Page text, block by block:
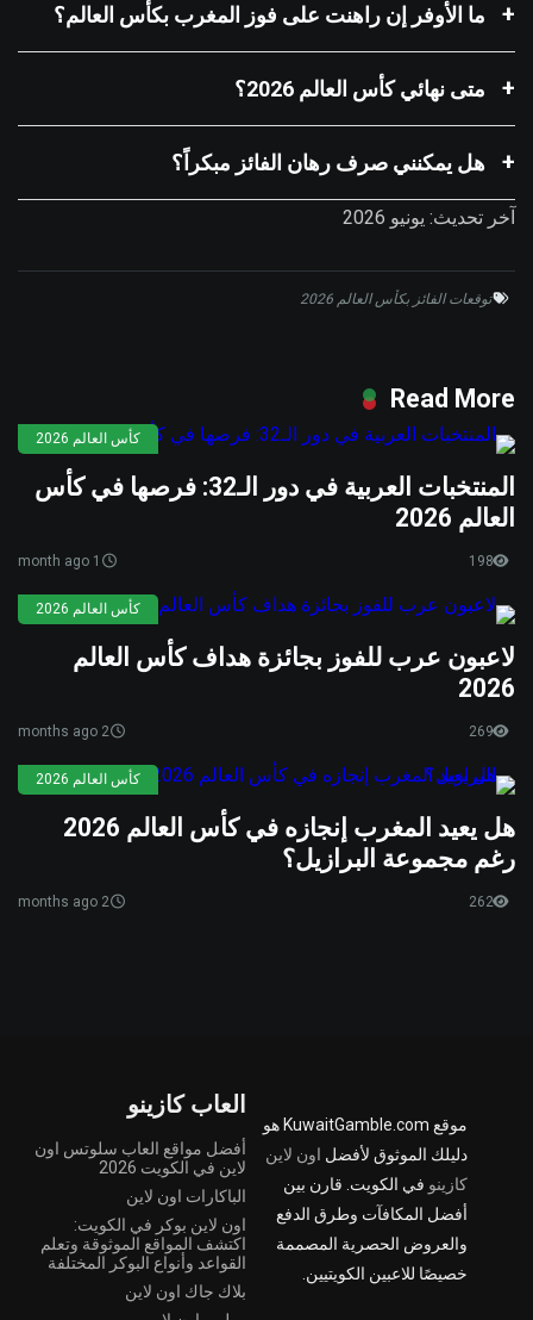
ما الأوفر إن راهنت على فوز المغرب بكأس العالم؟
متى نهائي كأس العالم 2026؟
هل يمكنني صرف رهان الفائز مبكراً؟
آخر تحديث: يونيو 2026
توقعات الفائز بكأس العالم 2026
Read More
كأس العالم 2026
المنتخبات العربية في دور الـ32: فرصها في كأس
العالم 2026
1 month ago 198
كأس العالم 2026
لاعبون عرب للفوز بجائزة هداف كأس العالم
2026
2 months ago 269
كأس العالم 2026
هل يعيد المغرب إنجازه في كأس العالم 2026
رغم مجموعة البرازيل؟
2 months ago 262
موقع KuwaitGamble.com هو
دليلك الموثوق لأفضل اون لاين
كازينو في الكويت. قارن بين
أفضل المكافآت وطرق الدفع
والعروض الحصرية المصممة
خصيصًا للاعبين الكويتيين.
العاب كازينو
أفضل مواقع العاب سلوتس اون
لاين في الكويت 2026
الباكارات اون لاين
اون لاين بوكر في الكويت:
اكتشف المواقع الموثوقة وتعلم
القواعد وأنواع البوكر المختلفة
بلاك جاك اون لاين